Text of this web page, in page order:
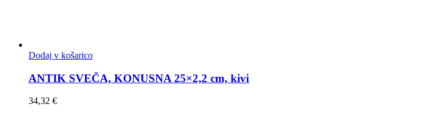
Dodaj v košarico
ANTIK SVEČA, KONUSNA 25×2,2 cm, kivi
34,32 €